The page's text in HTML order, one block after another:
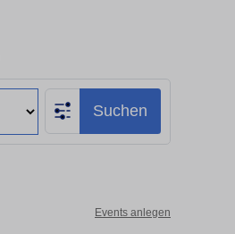
Suchen
Events anlegen